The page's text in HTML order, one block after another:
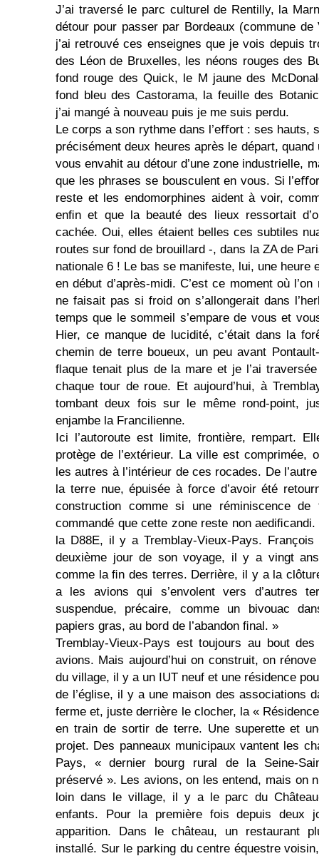
J’ai traversé le parc culturel de Rentilly, la
détour pour passer par Bordeaux (commune
j’ai retrouvé ces enseignes que je vois depuis
des Léon de Bruxelles, les néons rouges des
fond rouge des Quick, le M jaune des
fond bleu des Castorama, la feuille des
j’ai mangé à nouveau puis je me suis perdu.
Le corps a son rythme dans l’eﬀort : ses hauts,
précisément deux heures après le départ,
vous envahit au détour d’une zone industrielle,
que les phrases se bousculent en vous. Si
reste et les endomorphines aident à voir,
enﬁn et que la beauté des lieux ressortait
cachée. Oui, elles étaient belles ces subtiles
routes sur fond de brouillard -, dans la ZA de
nationale 6 ! Le bas se manifeste, lui, une heure
en début d’après-midi. C’est ce moment où
ne faisait pas si froid on s’allongerait dans
temps que le sommeil s’empare de vous et
Hier, ce manque de lucidité, c’était dans la
chemin de terre boueux, un peu avant
ﬂaque tenait plus de la mare et je l’ai
chaque tour de roue. Et aujourd’hui, à
tombant deux fois sur le même rond-point,
enjambe la Francilienne.
Ici l’autoroute est limite, frontière, rempart.
protège de l’extérieur. La ville est comprimée,
les autres à l’intérieur de ces rocades. De
la terre nue, épuisée à force d’avoir été
construction comme si une réminiscence
commandé que cette zone reste non
la D88E, il y a Trem­blay-Vieux-Pays.
deuxième jour de son voyage, il y a vingt
comme la ﬁn des terres. Derrière, il y a la
a les avions qui s’envolent vers d’autres
suspendue, précaire, comme un bivouac
papiers gras, au bord de l’abandon ﬁnal. »
Tremblay-Vieux-Pays est toujours au bout
avions. Mais aujour­d’hui on construit, on
du village, il y a un IUT neuf et une résidence
de l’église, il y a une maison des associations
ferme et, juste derrière le clocher, la «
en train de sortir de terre. Une superette et
projet. Des panneaux municipaux vantent les
Pays, « dernier bourg rural de la Seine-
préservé ». Les avions, on les entend, mais on
loin dans le village, il y a le parc du
enfants. Pour la première fois depuis deux
apparition. Dans le château, un restaurant
installé. Sur le parking du centre équestre